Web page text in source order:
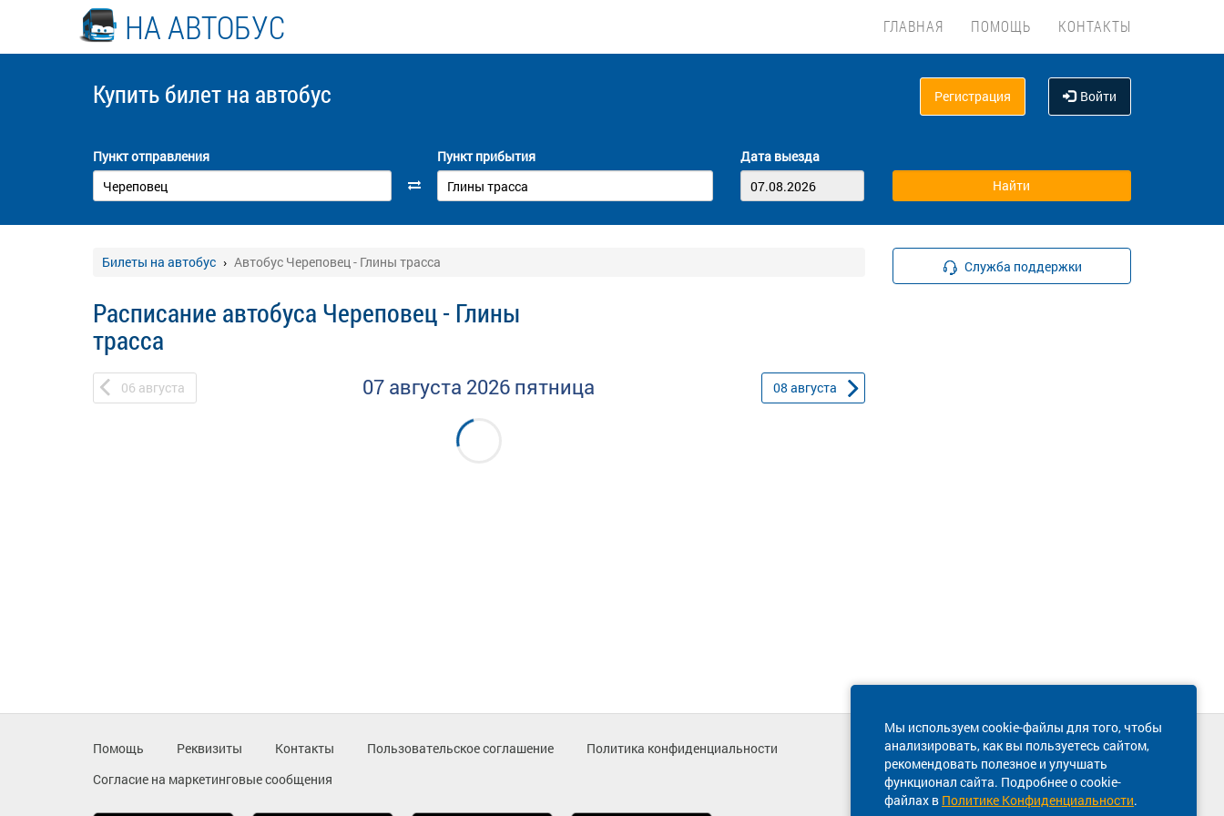
НА АВТОБУС ГЛАВНАЯ ПОМОЩЬ КОНТАКТЫ
Купить билет на автобус Регистрация Войти
Пункт отправления Пункт прибытия Дата выезда
Билеты на автобус Автобус Череповец - Глины трасса
Расписание автобуса Череповец - Глины
трасса
06 августа 07 августа 2026 пятница 08 августа
Служба поддержки
Мы используем cookie-файлы для того, чтобы
анализировать, как вы пользуетесь сайтом,
рекомендовать полезное и улучшать
функционал сайта. Подробнее о cookie-
файлах в Политике Конфиденциальности.
Помощь Реквизиты Контакты Пользовательское соглашение
Политика конфиденциальности
Согласие на маркетинговые сообщения
Техническая поддержка сайта
8 800 600-03-38